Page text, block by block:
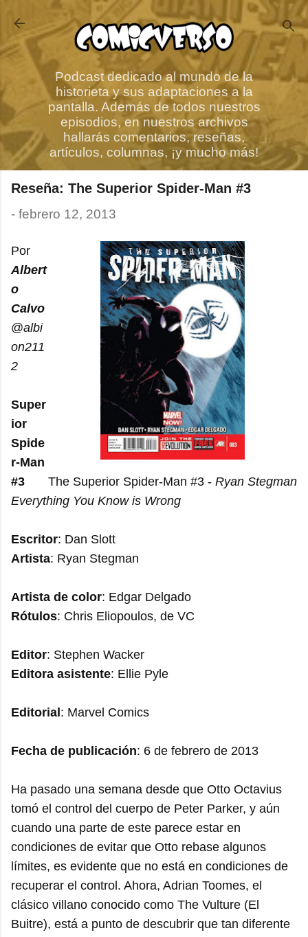
Ir al contenido principal
Podcast dedicado al mundo de la
historieta y sus adaptaciones a la
pantalla. Además de todos nuestros
episodios, en nuestros archivos
hallarás comentarios, reseñas,
artículos, columnas, ¡y mucho más!
Reseña: The Superior Spider-Man #3
- febrero 12, 2013
The Superior Spider-Man #3 - Ryan Stegman
Por
Albert
o
Calvo
@albi
on211
2
Super
ior
Spide
r-Man
#3
Everything You Know is Wrong
Escritor: Dan Slott
Artista: Ryan Stegman
Artista de color: Edgar Delgado
Rótulos: Chris Eliopoulos, de VC
Editor: Stephen Wacker
Editora asistente: Ellie Pyle
Editorial: Marvel Comics
Fecha de publicación: 6 de febrero de 2013
Ha pasado una semana desde que Otto Octavius
tomó el control del cuerpo de Peter Parker, y aún
cuando una parte de este parece estar en
condiciones de evitar que Otto rebase algunos
límites, es evidente que no está en condiciones de
recuperar el control. Ahora, Adrian Toomes, el
clásico villano conocido como The Vulture (El
Buitre), está a punto de descubrir que tan diferente